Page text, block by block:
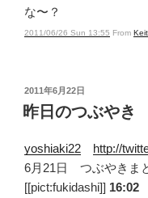
な〜？
2011/06/26 Sun 13:55 From
投
稿
日:
2011年6月22日
昨日のつぶやき
yoshiaki22
http://
6月21日 つぶやきま
[[pict:fukidashi]] 16:02